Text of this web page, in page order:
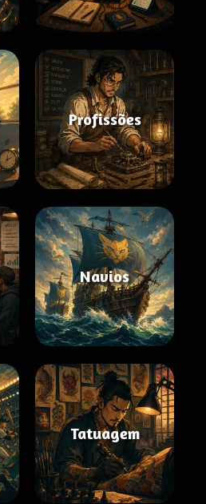
Profissões
Navios
Tatuagem